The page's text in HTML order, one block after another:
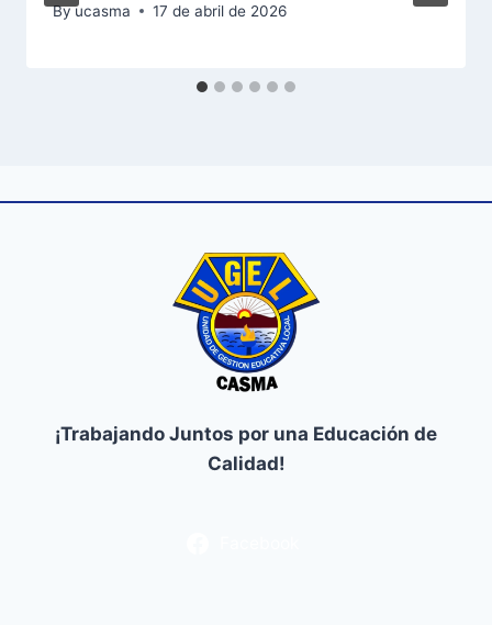
Byucasma 17 de abril de 2026
¡Trabajando Juntos por una Educación de
Calidad!